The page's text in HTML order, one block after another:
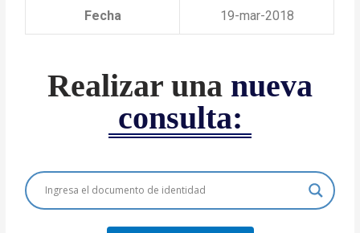
Fecha 19-mar-2018
Realizar una nueva
consulta: